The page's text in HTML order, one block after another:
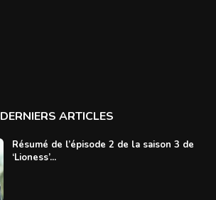
DERNIERS ARTICLES
Résumé de l’épisode 2 de la saison 3 de
‘Lioness’...